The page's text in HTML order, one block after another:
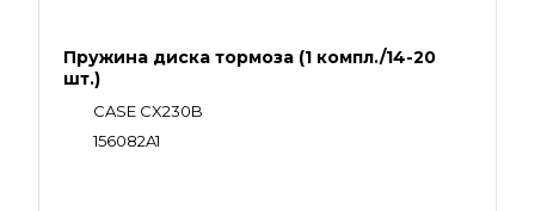
Пружина диска тормоза (1 компл./14-20
шт.)
CASE CX230B
156082A1